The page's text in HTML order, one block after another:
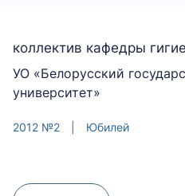
коллектив кафедры
УО «Белорусский
университет»
2012 №2 Юбилей